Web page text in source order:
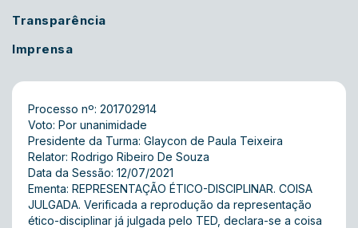
Transparência
Imprensa
Processo nº: 201702914
Voto: Por unanimidade
Presidente da Turma: Glaycon de Paula Teixeira
Relator: Rodrigo Ribeiro De Souza
Data da Sessão: 12/07/2021
Ementa: REPRESENTAÇÃO ÉTICO-DISCIPLINAR. COISA
JULGADA. Verificada a reprodução da representação
ético-disciplinar já julgada pelo TED, declara-se a coisa